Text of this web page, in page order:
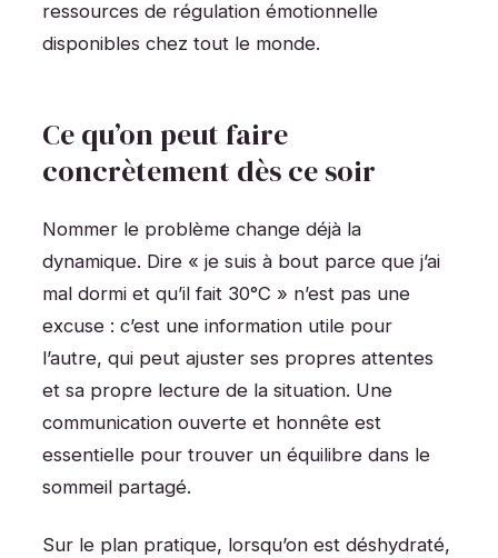
ressources de régulation émotionnelle
disponibles chez tout le monde.
Ce qu’on peut faire
concrètement dès ce soir
Nommer le problème change déjà la
dynamique. Dire « je suis à bout parce que j’ai
mal dormi et qu’il fait 30°C » n’est pas une
excuse : c’est une information utile pour
l’autre, qui peut ajuster ses propres attentes
et sa propre lecture de la situation. Une
communication ouverte et honnête est
essentielle pour trouver un équilibre dans le
sommeil partagé.
Sur le plan pratique, lorsqu’on est déshydraté,